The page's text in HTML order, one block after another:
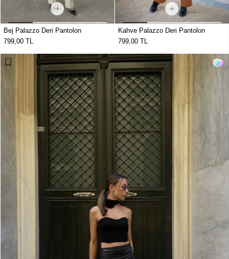
Bej Palazzo Deri Pantolon
799,00 TL
Kahve Palazzo Deri Pantolon
799,00 TL